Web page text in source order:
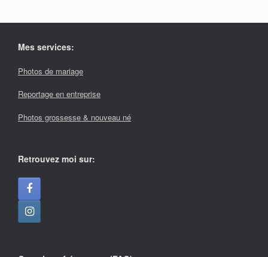
Mes services:
Photos de mariage
Reportage en entreprise
Photos grossesse & nouveau né
Retrouvez moi sur: